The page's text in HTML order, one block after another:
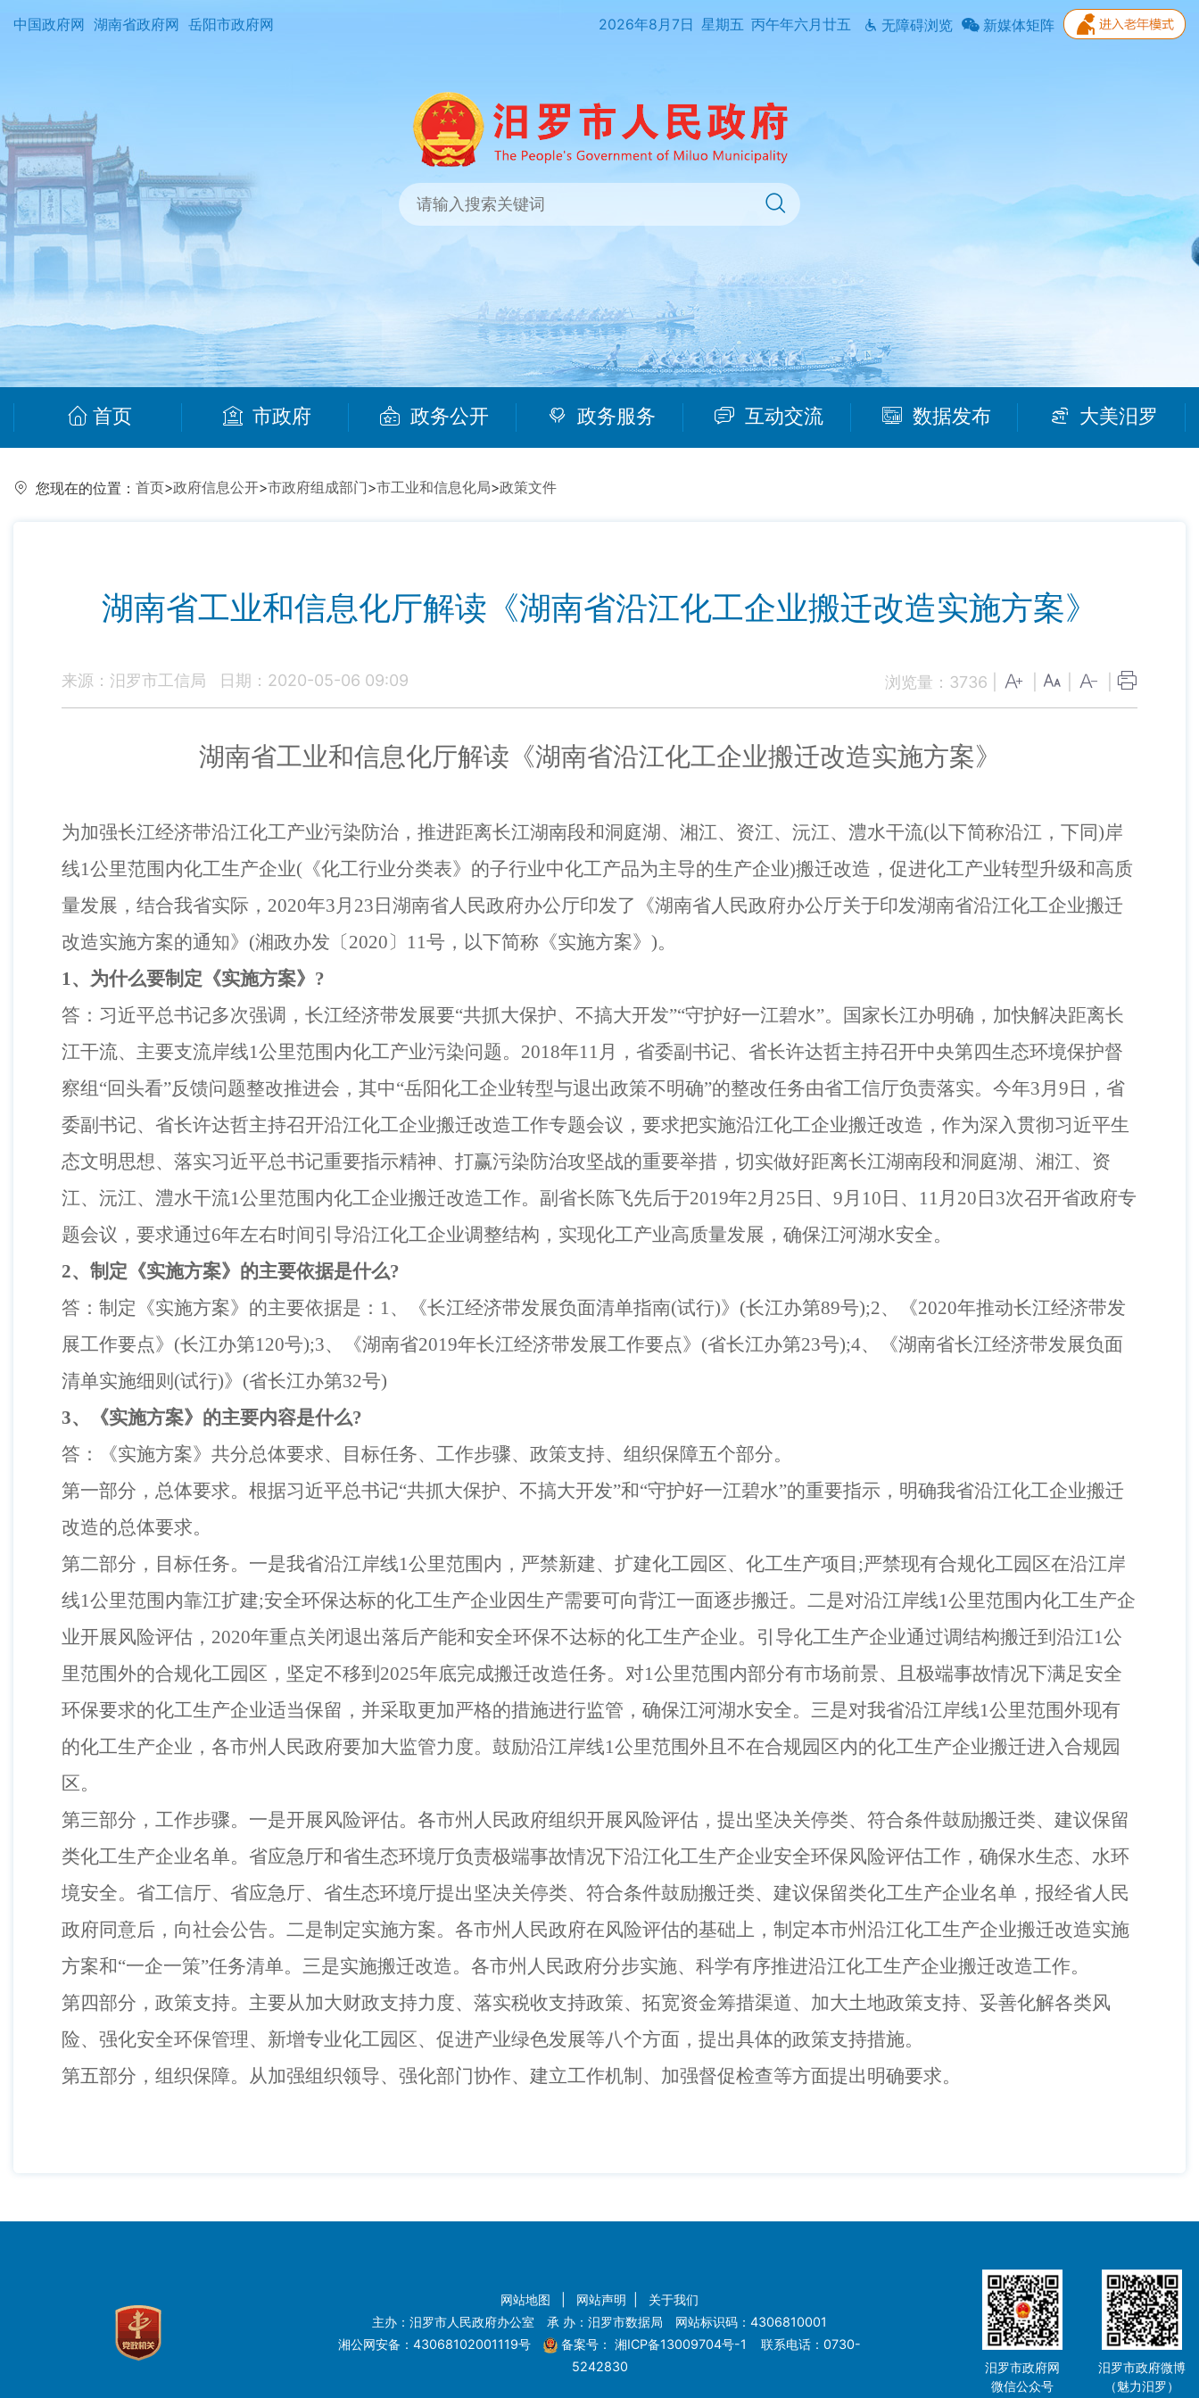
中国政府网 湖南省政府网 岳阳市政府网 2026年8月7日 星期五 丙午年六月廿五 无障碍浏览 新媒体矩阵
首页 市政府 政务公开 政务服务 互动交流 数据发布 大美汨罗
您现在的位置： 首页>政府信息公开>市政府组成部门>市工业和信息化局>政策文件
湖南省工业和信息化厅解读《湖南省沿江化工企业搬迁改造实施方案》
来源：汨罗市工信局 日期：2020-05-06 09:09 浏览量： 3736
湖南省工业和信息化厅解读《湖南省沿江化工企业搬迁改造实施方案》
为加强长江经济带沿江化工产业污染防治，推进距离长江湖南段和洞庭湖、湘江、资江、沅江、澧水干流(以下简称沿江，下同)岸
线1公里范围内化工生产企业( 《化工行业分类表》的子行业中化工产品为主导的生产企业)搬迁改造，促进化工产业转型升级和高质
量发展，结合我省实际， 2020年3月 23 日湖南省人民政府办公厅印发了《湖南省人民政府办公厅关于印发湖南省沿江化工企业搬迁
改造实施方案的通知》 (湘政办发〔2020〕 11号，以下简称《实施方案》 )。
1、为什么要制定《实施方案》 ?
答：习近平总书记多次强调，长江经济带发展要“共抓大保护、不搞大开发”“守护好一江碧水”。国家长江办明确，加快解决距离长
江干流、主要支流岸线1公里范围内化工产业污染问题。 2018年11 月，省委副书记、省长许达哲主持召开中央第四生态环境保护督
察组“回头看”反馈问题整改推进会，其中“岳阳化工企业转型与退出政策不明确”的整改任务由省工信厅负责落实。今年3月 9 日，省
委副书记、省长许达哲主持召开沿江化工企业搬迁改造工作专题会议，要求把实施沿江化工企业搬迁改造，作为深入贯彻习近平生
态文明思想、落实习近平总书记重要指示精神、打赢污染防治攻坚战的重要举措，切实做好距离长江湖南段和洞庭湖、湘江、资
江、沅江、澧水干流1公里范围内化工企业搬迁改造工作。副省长陈飞先后于2019年2月 25 日、 9月 10 日、 11 月 20 日 3次召开省政府专
题会议，要求通过6年左右时间引导沿江化工企业调整结构，实现化工产业高质量发展，确保江河湖水安全。
2、制定《实施方案》的主要依据是什么?
答：制定《实施方案》的主要依据是： 1、《长江经济带发展负面清单指南(试行)》 (长江办第89号);2、《2020年推动长江经济带发
展工作要点》 (长江办第120号);3、《湖南省2019年长江经济带发展工作要点》 (省长江办第23号);4、《湖南省长江经济带发展负面
清单实施细则 (试行)》 (省长江办第32号)
3、《实施方案》的主要内容是什么?
答：《实施方案》共分总体要求、目标任务、工作步骤、政策支持、组织保障五个部分。
第一部分，总体要求。根据习近平总书记“共抓大保护、不搞大开发”和“守护好一江碧水”的重要指示，明确我省沿江化工企业搬迁
改造的总体要求。
第二部分，目标任务。一是我省沿江岸线1公里范围内，严禁新建、扩建化工园区、化工生产项目 ;严禁现有合规化工园区在沿江岸
线1公里范围内靠江扩建;安全环保达标的化工生产企业因生产需要可向背江一面逐步搬迁。二是对沿江岸线1公里范围内化工生产企
业开展风险评估， 2020年重点关闭退出落后产能和安全环保不达标的化工生产企业。引导化工生产企业通过调结构搬迁到沿江1公
里范围外的合规化工园区，坚定不移到 2025年底完成搬迁改造任务。对1公里范围内部分有市场前景、且极端事故情况下满足安全
环保要求的化工生产企业适当保留，并采取更加严格的措施进行监管，确保江河湖水安全。三是对我省沿江岸线1公里范围外现有
的化工生产企业，各市州人民政府要加大监管力度。鼓励沿江岸线1公里范围外且不在合规园区内的化工生产企业搬迁进入合规园
区。
第三部分，工作步骤。一是开展风险评估。各市州人民政府组织开展风险评估，提出坚决关停类、符合条件鼓励搬迁类、建议保留
类化工生产企业名单。省应急厅和省生态环境厅负责极端事故情况下沿江化工生产企业安全环保风险评估工作，确保水生态、水环
境安全。省工信厅、省应急厅、省生态环境厅提出坚决关停类、符合条件鼓励搬迁类、建议保留类化工生产企业名单，报经省人民
政府同意后，向社会公告。二是制定实施方案。各市州人民政府在风险评估的基础上，制定本市州沿江化工生产企业搬迁改造实施
方案和“一企一策”任务清单。三是实施搬迁改造。各市州人民政府分步实施、科学有序推进沿江化工生产企业搬迁改造工作。
第四部分，政策支持。主要从加大财政支持力度、落实税收支持政策、拓宽资金筹措渠道、加大土地政策支持、妥善化解各类风
险、强化安全环保管理、新增专业化工园区、促进产业绿色发展等八个方面，提出具体的政策支持措施。
第五部分，组织保障。从加强组织领导、强化部门协作、建立工作机制、加强督促检查等方面提出明确要求。
网站地图 网站声明
关于我们
主办：汨罗市人民政府办公室 承 办：汨罗市数据局 网站标识码：4306810001
湘公网安备：43068102001119号
备案号： 湘ICP备13009704号-1
联系电话：0730-
5242830
汨罗市政府网
微信公众号
汨罗市政府微博
（魅力汨罗）